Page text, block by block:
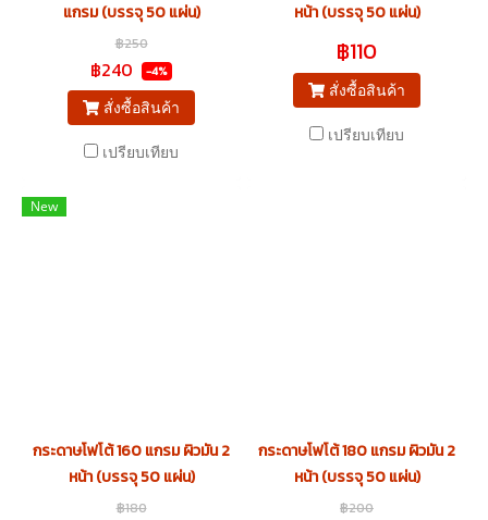
แกรม (บรรจุ 50 แผ่น)
฿250
฿240 -4%
สั่งซื้อสินค้า
เปรียบเทียบ
หน้า (บรรจุ 50 แผ่น)
฿110
สั่งซื้อสินค้า
เปรียบเทียบ
New
กระดาษโฟโต้ 160 แกรม ผิวมัน 2
หน้า (บรรจุ 50 แผ่น)
฿180
กระดาษโฟโต้ 180 แกรม ผิวมัน 2
หน้า (บรรจุ 50 แผ่น)
฿200